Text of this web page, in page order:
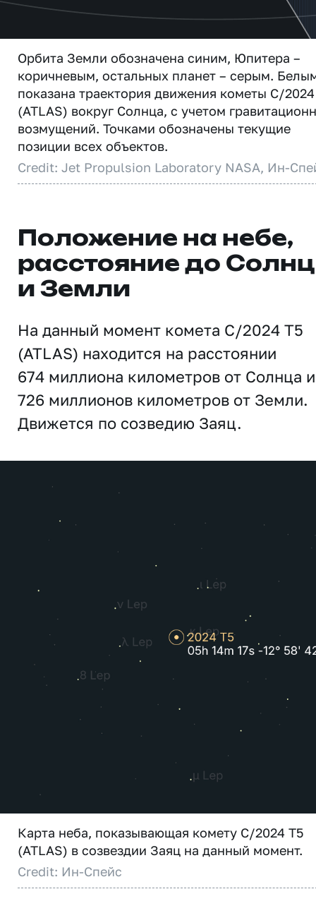
Орбита Земли обозначена синим, Юпитера –
коричневым, остальных планет – серым.
показана траектория движения кометы C/
(ATLAS) вокруг Солнца, с учетом
возмущений. Точками обозначены текущие
позиции всех объектов.
Credit: Jet Propulsion Laboratory NASA, Ин-
Положение на небе,
расстояние до
и Земли
На данный момент комета C/2024 T5
(ATLAS) находится на расстоянии
674 миллиона километров от Солнца и
726 миллионов километров от Земли.
Движется по созведию Заяц.
Карта неба, показывающая комету C/2024 T5
(ATLAS) в созвездии Заяц на данный момент.
Credit: Ин-Спейс